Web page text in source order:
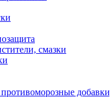
смазки